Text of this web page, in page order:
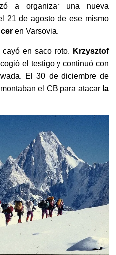
a organizar una nueva
21 de agosto de ese mismo
en Varsovia.
en saco roto. Krzysztof
el testigo y continuó con
El 30 de diciembre de
el CB para atacar la